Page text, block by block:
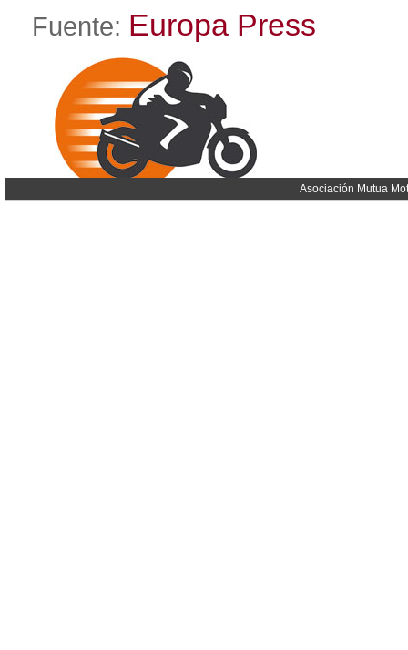
Fuente: Europa Press
Asociación Mutua